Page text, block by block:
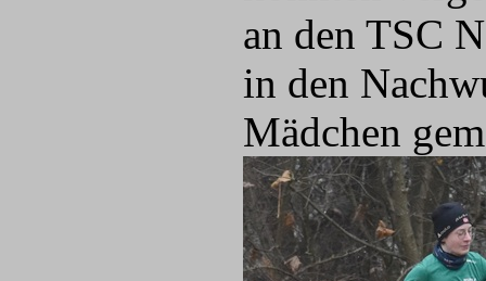
an den TSC
in den
Mädchen